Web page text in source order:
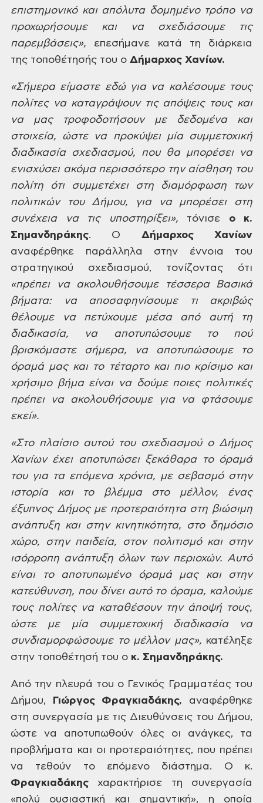
επιστημονικό και απόλυτα δομημένο τρόπο να
προχωρήσουμε και νασχεδιάσουμε τις
παρεμβάσεις», επεσήμανε κατά τη διάρκεια
της τοποθέτησής του ο Δήμαρχος Χανίων.
«Σήμερα είμαστε εδώ για να καλέσουμε τους
πολίτες να καταγράψουν τις απόψεις τους και
να μας τροφοδοτήσουν με δεδομένακαι
στοιχεία, ώστε να προκύψει μία συμμετοχική
διαδικασία σχεδιασμού, που θα μπορέσεινα
ενισχύσει ακόμα περισσότερο την αίσθηση του
πολίτη ότι συμμετέχει στη διαμόρφωση των
πολιτικών του Δήμου, για να μπορέσει στη
συνέχεια να τιςυποστηρίξει», τόνισε ο κ.
Σημανδηράκης. Ο ΔήμαρχοςΧανίων
αναφέρθηκε παράλληλα στην έννοια του
στρατηγικού σχεδιασμού, τονίζοντας ότι
«πρέπει να ακολουθήσουμετέσσερα Βασικά
βήματα: να αποσαφηνίσουμε τι ακριβώς
θέλουμε να πετύχουμε μέσααπό αυτή τη
διαδικασία, να αποτυπώσουμε το πού
βρισκόμαστε σήμερα, νααποτυπώσουμε το
όραμά μας και το τέταρτο και πιο κρίσιμο και
χρήσιμο βήμα είναινα δούμε ποιες πολιτικές
πρέπει να ακολουθήσουμε για να φτάσουμε
εκεί».
«Στοπλαίσιο αυτού του σχεδιασμού ο Δήμος
Χανίων έχει αποτυπώσει ξεκάθαρα το όραμά
του για τα επόμενα χρόνια, με σεβασμό στην
ιστορία και το βλέμμα στο μέλλον, ένας
έξυπνος Δήμος με προτεραιότητα στη βιώσιμη
ανάπτυξη και στην κινητικότητα, στο δημόσιο
χώρο, στην παιδεία, στον πολιτισμό και στην
ισόρροπη ανάπτυξη όλωντων περιοχών. Αυτό
είναι το αποτυπωμένο όραμά μας και στην
κατεύθυνση, πουδίνει αυτό το όραμα, καλούμε
τους πολίτες να καταθέσουν την άποψή τους,
ώστε μεμία συμμετοχική διαδικασίανα
συνδιαμορφώσουμε το μέλλον μας», κατέληξε
στην τοποθέτησή του ο κ. Σημανδηράκης.
Από την πλευρά του ο Γενικός Γραμματέας του
Δήμου,
ΓιώργοςΦραγκιαδάκης, αναφέρθηκε
στη συνεργασία με τις Διευθύνσεις του Δήμου,
ώστε να αποτυπωθούν όλες οι ανάγκες, τα
προβλήματα και οι προτεραιότητες, που πρέπει
να τεθούν το επόμενο διάστημα. Ο κ.
Φραγκιαδάκης χαρακτήρισε τη συνεργασία
«πολύ ουσιαστική και σημαντική», η οποία